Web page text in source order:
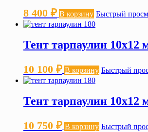
8 400 ₽ В корзину Быстрый
Тент тарпаулин 10х12
10 100 ₽ В корзину Быстрый
Тент тарпаулин 10х12
10 750 ₽ В корзину Быстрый